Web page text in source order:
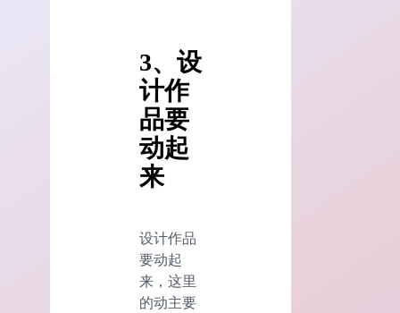
3、设
计作
品要
动起
来
设计作品
要动起
来，这里
的动主要